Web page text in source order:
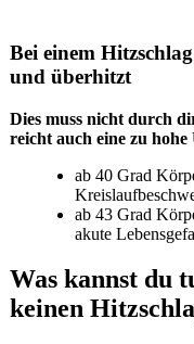
Bei einem Hitzschlag
und überhitzt
Dies muss nicht durch
reicht auch eine zu
ab 40 Grad
ab 43 Grad
akute
Was kannst du
keinen